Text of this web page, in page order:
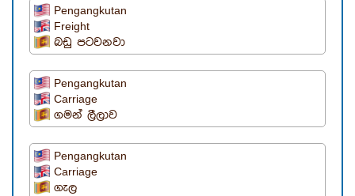
Pengangkutan
Freight
බඩු පටවනවා
Pengangkutan
Carriage
ගමන් ලීලාව
Pengangkutan
Carriage
ගැල